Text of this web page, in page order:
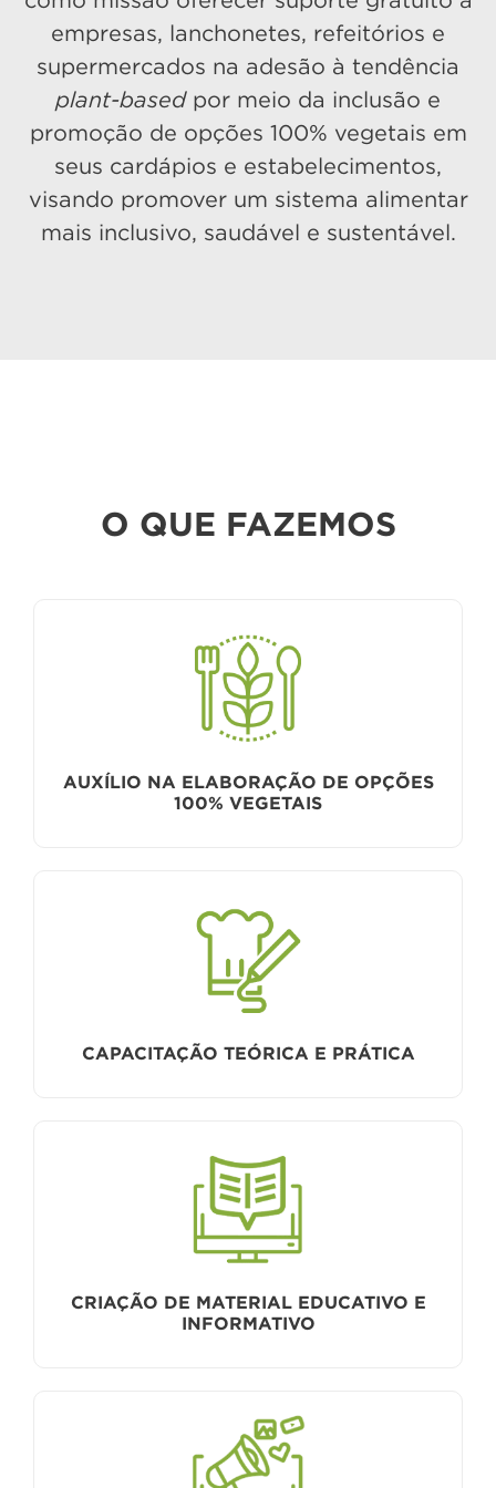
empresas, lanchonetes, refeitórios e
supermercados na adesão à tendência
plant-basedpor meio da inclusão e
promoção de opções 100% vegetais em
seus cardápios e estabelecimentos,
visando promover um sistema alimentar
mais inclusivo, saudável e sustentável.
O QUE FAZEMOS
AUXÍLIO NA ELABORAÇÃO DE OPÇÕES
100% VEGETAIS
CAPACITAÇÃO TEÓRICA E PRÁTICA
CRIAÇÃO DE MATERIAL EDUCATIVO E
INFORMATIVO